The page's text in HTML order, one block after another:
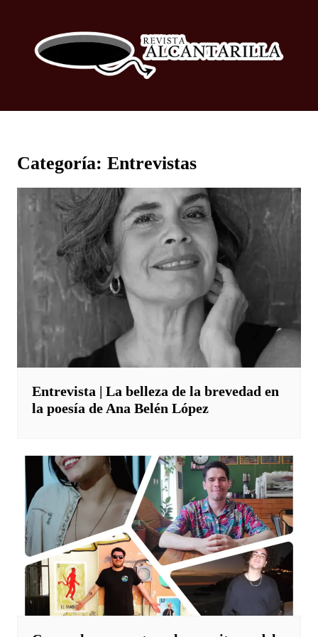
Categoría: Entrevistas
Entrevista | La belleza de la brevedad en
la poesía de Ana Belén López